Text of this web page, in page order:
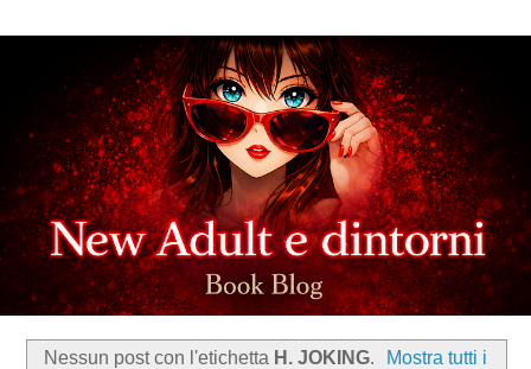
Nessun post con l'etichetta H. JOKING.
Mostra tutti i